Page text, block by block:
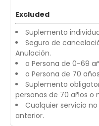
Excluded
Suplemento
Seguro de
Anulación.
o Persona de 0-69
o Persona de 70
Suplemento
personas de 70 años o
Cualquier servicio
anterior.